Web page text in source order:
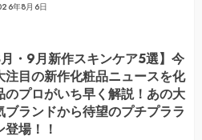
年8月6日
月・9月新作スキンケア5選】今
注目の新作化粧品ニュースを化
のプロがいち早く解説！あの大
ブランドから待望のプチプララ
登場！！